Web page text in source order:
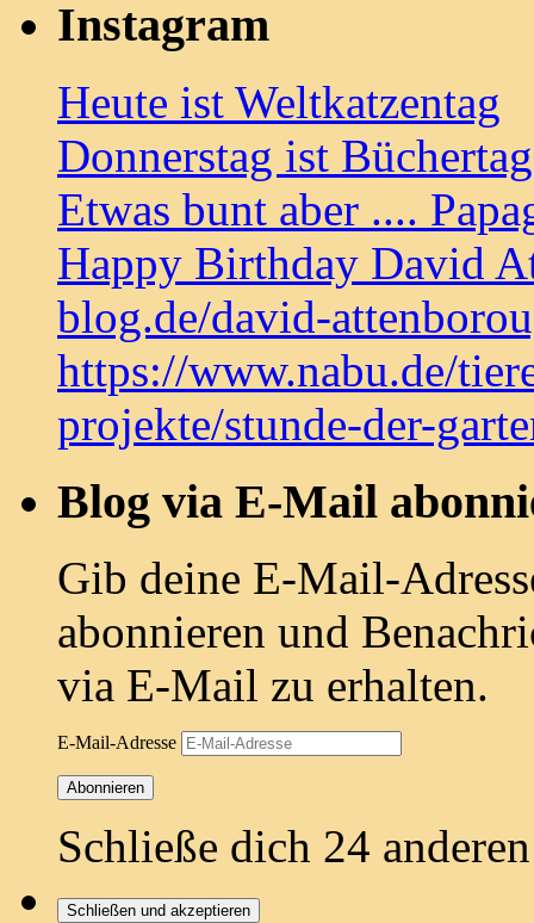
Instagram
Heute ist Weltkatzentag
Donnerstag ist
Etwas bunt aber ....
Happy Birthday David
blog.de/david-
https://www.nabu.de/
projekte/stunde-der-
Blog via E-Mail
Gib deine E-Mail-
abonnieren und
via E-Mail zu erhalten.
E-Mail-Adresse
Abonnieren
Schließe dich 24